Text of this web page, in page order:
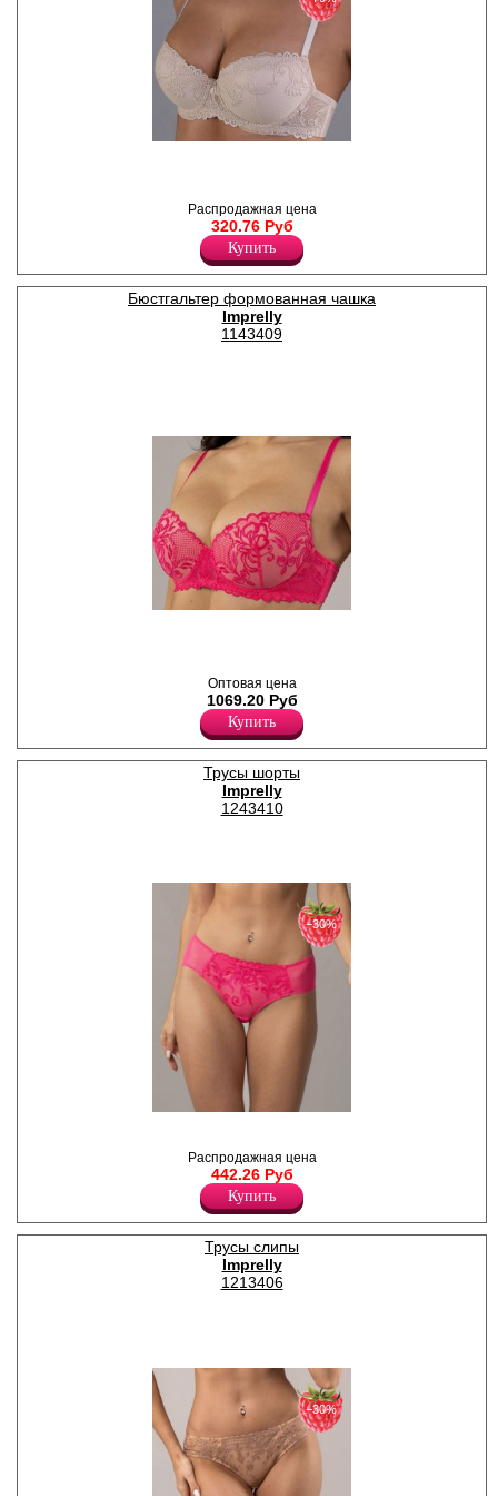
регулируются по длине,
несъемные. Модель
выполнена из мягкой
эластичной сетки и вышивки
с утонченным дизайном в
оттенках.
Полиамид 90%
Эластан 10%
Распродажная цена
320.76 Руб
Купить
Бюстгальтер формованная чашка
Imprelly
1143409
несъемные. Модель
выполнена в сочетании
мягкой эластичной сетки и
элегантной вышивки с
витиеватым оригинальным
дизайном в трендовом ярком
неоновом оттенке.
Полиамид 90%
Эластан 10%
Оптовая цена
1069.20 Руб
Купить
Трусы шорты
Imprelly
1243410
ластовицей. Модель
выполнена в сочетании
мягкой эластичной сетки и
элегантной вышивки с
витиеватым оригинальным
дизайном в трендовом ярком
неоновом оттенке.
Полиамид 90%
Эластан 10%
−30%
Распродажная цена
442.26 Руб
Купить
Трусы слипы
Imprelly
1213406
−30%